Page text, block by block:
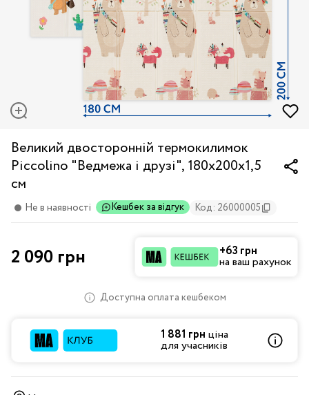
Великий двосторонній термокилимок
Piccolino "Ведмежа і друзі", 180х200х1,5
см
Не в наявності Кешбек за відгук Код: 26000005
2 090 грн +63 грн
на ваш рахунок
Доступна оплата кешбеком
1 881 грн ціна
для учасників